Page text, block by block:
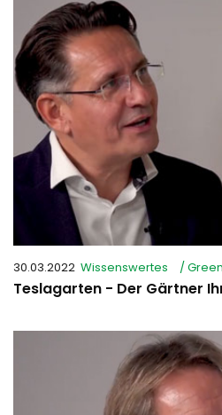
30.03.2022 Wissenswertes /
Teslagarten - Der Gärtner